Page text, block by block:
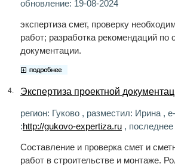
обновление: 19-08-2024
экспертиза смет, проверку
работ; разработка рекомендаций по
документации.
4. Экспертиза проектной
регион: Гуково , разместил: Ирина ,
:http://gukovo-expertiza.ru ,
Составление и проверка смет и
работ в строительстве и монтаже.